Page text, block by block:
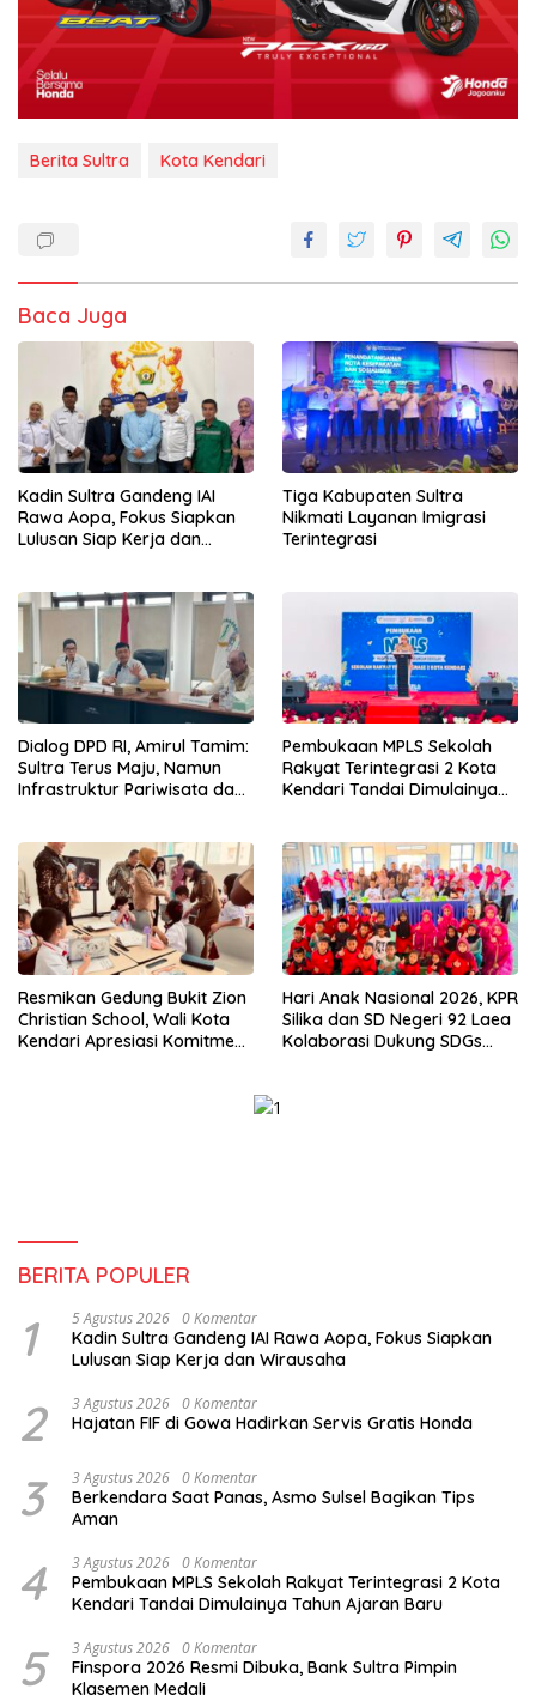
Berita Sultra Kota Kendari
Baca Juga
Kadin Sultra Gandeng IAI
Rawa Aopa, Fokus Siapkan
Lulusan Siap Kerja dan
Tiga Kabupaten Sultra
Nikmati Layanan Imigrasi
Terintegrasi
Dialog DPD RI, Amirul Tamim:
Sultra Terus Maju, Namun
Infrastruktur Pariwisata dan
Pembukaan MPLS Sekolah
Rakyat Terintegrasi 2 Kota
Kendari Tandai Dimulainya
Resmikan Gedung Bukit Zion
Christian School, Wali Kota
Kendari Apresiasi Komitmen
Hari Anak Nasional 2026, KPR
Silika dan SD Negeri 92 Laea
Kolaborasi Dukung SDGs
BERITA POPULER
1 5 Agustus 2026 0 Komentar
Kadin Sultra Gandeng IAI Rawa Aopa, Fokus Siapkan
Lulusan Siap Kerja dan Wirausaha
2 3 Agustus 2026 0 Komentar
Hajatan FIF di Gowa Hadirkan Servis Gratis Honda
3 3 Agustus 2026 0 Komentar
Berkendara Saat Panas, Asmo Sulsel Bagikan Tips
Aman
4 3 Agustus 2026 0 Komentar
Pembukaan MPLS Sekolah Rakyat Terintegrasi 2 Kota
Kendari Tandai Dimulainya Tahun Ajaran Baru
5 3 Agustus 2026 0 Komentar
Finspora 2026 Resmi Dibuka, Bank Sultra Pimpin
Klasemen Medali